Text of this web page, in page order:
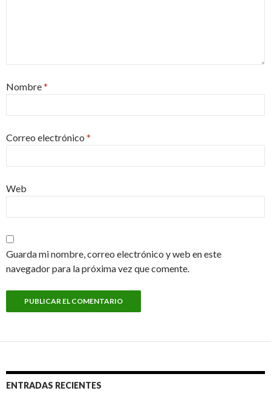
Nombre*
Correo electrónico *
Web
Guarda mi nombre, correo electrónico y web en este
navegador para la próxima vez que comente.
ENTRADAS RECIENTES